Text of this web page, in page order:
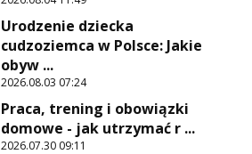
Urodzenie dziecka
cudzoziemca w Polsce: Jakie
obyw ...
2026.08.03 07:24
Praca, trening i obowiązki
domowe - jak utrzymać r ...
2026.07.30 09:11